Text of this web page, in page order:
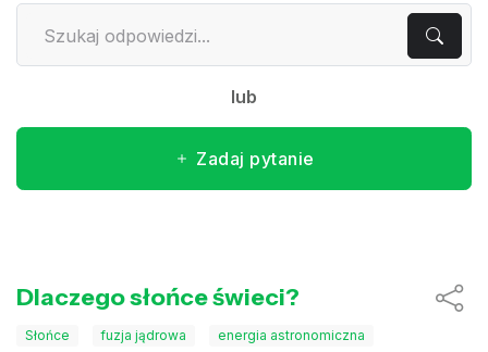
lub
Zadaj pytanie
Dlaczego słońce świeci?
Słońce fuzja jądrowa energia astronomiczna